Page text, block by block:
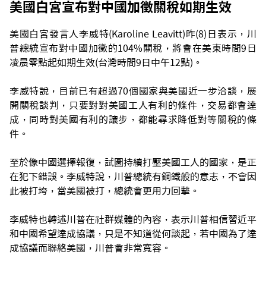
美國白宮宣布對中國加徵關稅如期生效
美國白宮發言人李威特(Karoline Leavitt)昨(8)日表示，川
普總統宣布對中國加徵的104%關稅，將會在美東時間9日
凌晨零點起如期生效(台灣時間9日中午12點)。
李威特說，目前已有超過70個國家與美國近一步洽談，展
開關稅談判，只要對對美國工人有利的條件，交易都會達
成，同時對美國有利的讓步，都能尋求降低對等關稅的條
件。
至於像中國選擇報復，試圖持續打壓美國工人的國家，是正
在犯下錯誤。李威特說，川普總統有鋼鐵般的意志，不會因
此被打垮，當美國被打，總統會更用力回擊。
李威特也轉述川普在社群媒體的內容，表示川普相信習近平
和中國希望達成協議，只是不知道從何談起，若中國為了達
成協議而聯絡美國，川普會非常寬容。